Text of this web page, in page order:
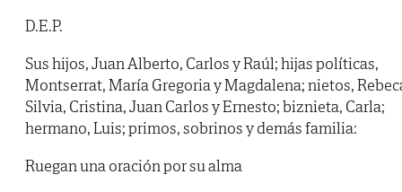
D.E.P.
Sus hijos, Juan Alberto, Carlos y Raúl; hijas políticas,
Montserrat, María Gregoria y Magdalena; nietos,
Silvia, Cristina, Juan Carlos y Ernesto; biznieta, Carla;
hermano, Luis; primos, sobrinos y demás familia:
Ruegan una oración por su alma